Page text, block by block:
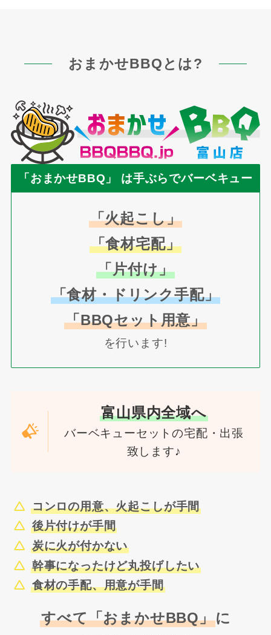
おまかせBBQとは?
「おまかせBBQ」 は手ぶらでバーベキュー
「火起こし」
「食材宅配」
「片付け」
「食材・ドリンク手配」
「BBQセット用意」
を行います!
富山県内全域へ
バーベキューセットの宅配・出張
致します♪
コンロの用意、火起こしが手間
後片付けが手間
炭に火が付かない
幹事になったけど丸投げしたい
食材の手配、用意が手間
すべて「おまかせBBQ」に